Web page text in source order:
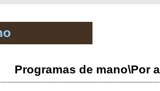
Programas de mano\Por